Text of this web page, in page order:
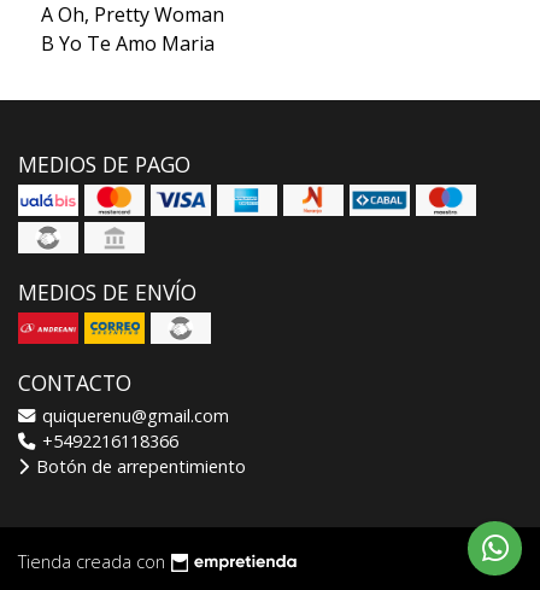
A Oh, Pretty Woman
B Yo Te Amo Maria
MEDIOS DE PAGO
MEDIOS DE ENVÍO
CONTACTO
quiquerenu@gmail.com
+5492216118366
Botón de arrepentimiento
Tienda creada con